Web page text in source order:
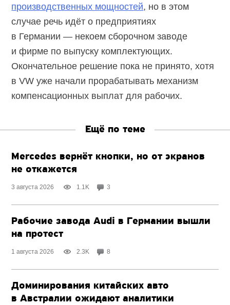
производственных мощностей, но в этом
случае речь идёт о предприятиях
в Германии — некоем сборочном заводе
и фирме по выпуску комплектующих.
Окончательное решение пока не принято, хотя
в VW уже начали прорабатывать механизм
компенсационных выплат для рабочих.
Ещё по теме
Mercedes вернёт кнопки, но от экранов
не откажется
3 августа 2026 1.1K 3
Рабочие завода Audi в Германии вышли
на протест
1 августа 2026 2.3K 8
Доминирования китайских авто
в Австралии ожидают аналитики